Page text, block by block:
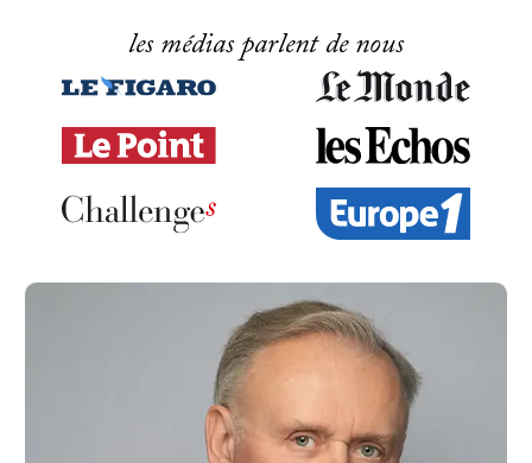
les médias parlent de nous